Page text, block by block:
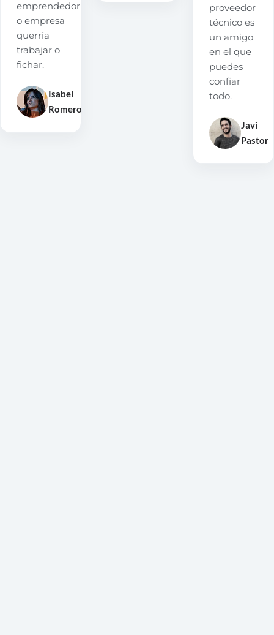
emprendedor
o empresa
querría
trabajar o
fichar.
Isabel
Romero
proveedor
técnico es
un amigo
en el que
puedes
confiar
todo.
Javi
Pastor